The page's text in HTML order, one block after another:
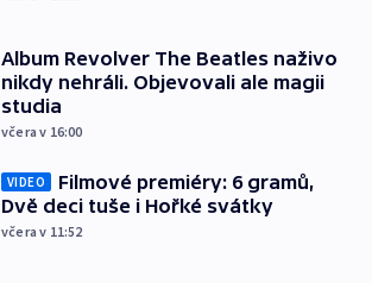
Album Revolver The Beatles naživo
nikdy nehráli. Objevovali ale magii
studia
včera v 16:00
VIDEO
Filmové premiéry: 6 gramů,
Dvě deci tuše i Hořké svátky
včera v 11:52